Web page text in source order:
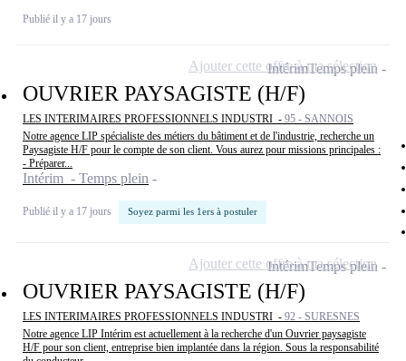
Publié il y a 17 jours
OUVRIER PAYSAGISTE (H/F)
LES INTERIMAIRES PROFESSIONNELS INDUSTRI - 95 - SANNOIS
Notre agence LIP spécialiste des métiers du bâtiment et de l'industrie, recherche un
Paysagiste H/F pour le compte de son client. Vous aurez pour missions principales :
- Préparer...
Intérim - Temps plein
Publié il y a 17 jours Soyez parmi les 1ers à postuler
IntérimTemps plein
Ajouter cette offre à ma sélection
OUVRIER PAYSAGISTE (H/F)
LES INTERIMAIRES PROFESSIONNELS INDUSTRI - 92 - SURESNES
Notre agence LIP Intérim est actuellement à la recherche d'un Ouvrier paysagiste
H/F pour son client, entreprise bien implantée dans la région. Sous la responsabilité
IntérimTemps plein
Ajouter cette offre à ma sélection